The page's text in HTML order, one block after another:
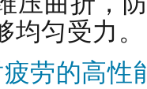
匀受力。
劳的高性